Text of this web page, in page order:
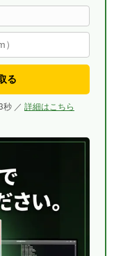
る
／ 詳細はこちら